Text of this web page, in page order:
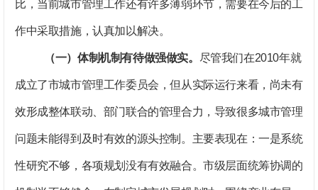
比，当前城市管理工作还有许多薄弱环节，需要在今后的工
作中采取措施，认真加以解决。
（一）体制机制有待做强做实。 尽管我们在2010年就
成立了市城市管理工作委员会，但从实际运行来看，尚未有
效形成整体联动、部门联合的管理合力，导致很多城市管理
问题未能得到及时有效的源头控制。主要表现在：一是系统
性研究不够，各项规划没有有效融合。市级层面统筹协调的